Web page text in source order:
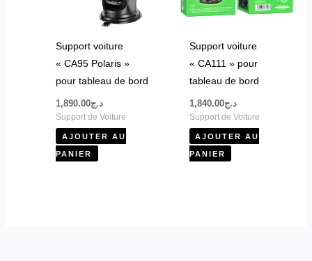
Support voiture
« CA95 Polaris »
pour tableau de bord
د.ج1,890.00
Support de Voiture
AJOUTER AU
PANIER
Support voiture
« CA111 » pour
tableau de bord
د.ج1,840.00
Support de Voiture
AJOUTER AU
PANIER